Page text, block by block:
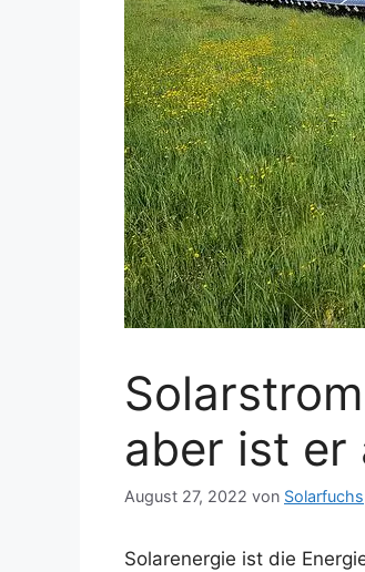
aber ist er
August 27, 2022 von Solarfuchs
Solarenergie ist die